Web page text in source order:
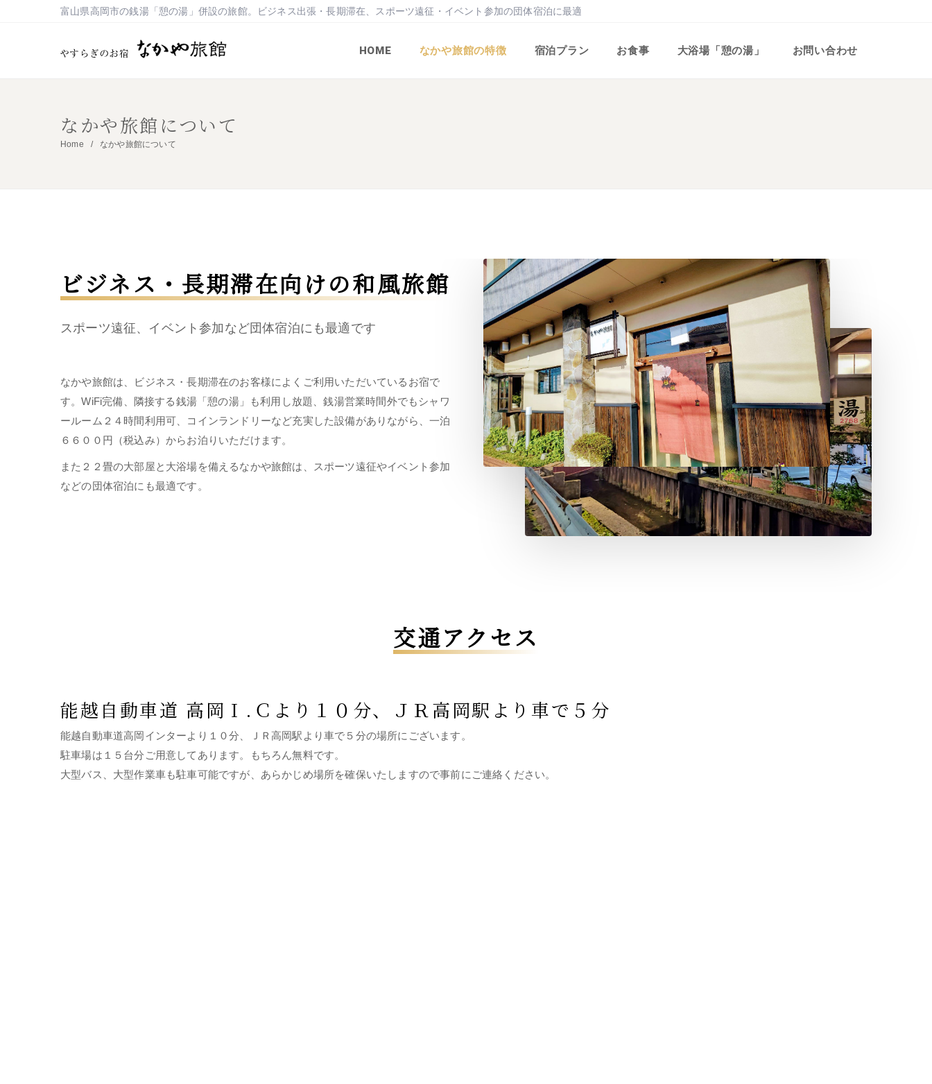
富山県高岡市の銭湯「憩の湯」併設の旅館。ビジネス出張・長期滞在、スポーツ遠征・イベント参加の団体宿泊に最適
HOME なかや旅館の特徴 宿泊プラン お食事 大浴場「憩の湯」 お問い合わせ
なかや旅館について
Home なかや旅館について
ビジネス・長期滞在向けの和風旅館
スポーツ遠征、イベント参加など団体宿泊にも最適です
なかや旅館は、ビジネス・長期滞在のお客様によくご利用いただいているお宿で
す。WiFi完備、隣接する銭湯「憩の湯」も利用し放題、銭湯営業時間外でもシャワ
ールーム２４時間利用可、コインランドリーなど充実した設備がありながら、一泊
６６００円（税込み）からお泊りいただけます。
また２２畳の大部屋と大浴場を備えるなかや旅館は、スポーツ遠征やイベント参加
などの団体宿泊にも最適です。
交通アクセス
能越自動車道 高岡Ｉ.Ｃより１０分、ＪＲ高岡駅より車で５分
能越自動車道高岡インターより１０分、ＪＲ高岡駅より車で５分の場所にございます。
駐車場は１５台分ご用意してあります。もちろん無料です。
大型バス、大型作業車も駐車可能ですが、あらかじめ場所を確保いたしますので事前にご連絡ください。